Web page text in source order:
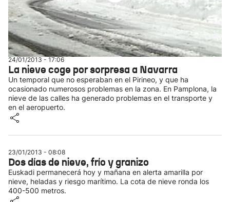
24/01/2013 - 17:06
La nieve coge por sorpresa a Navarra
Un temporal que no esperaban en el Pirineo, y que ha
ocasionado numerosos problemas en la zona. En Pamplona, la
nieve de las calles ha generado problemas en el transporte y
en el aeropuerto.
23/01/2013 - 08:08
Dos días de nieve, frío y granizo
Euskadi permanecerá hoy y mañana en alerta amarilla por
nieve, heladas y riesgo marítimo. La cota de nieve ronda los
400-500 metros.